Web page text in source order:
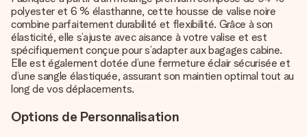
polyester et 6 % élasthanne, cette housse de valise noire
combine parfaitement durabilité et flexibilité. Grâce à son
élasticité, elle s’ajuste avec aisance à votre valise et est
spécifiquement conçue pour s’adapter aux bagages cabine.
Elle est également dotée d’une fermeture éclair sécurisée et
d’une sangle élastiquée, assurant son maintien optimal tout au
long de vos déplacements.
Options de Personnalisation